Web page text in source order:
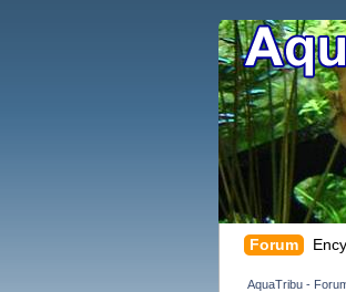
Forum
AquaTribu -